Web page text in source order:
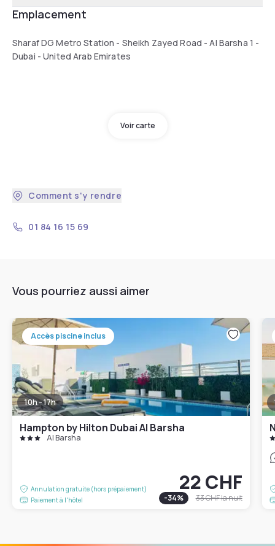
Emplacement
Sharaf DG Metro Station - Sheikh Zayed Road - Al Barsha 1 -
Dubai - United Arab Emirates
Voir carte
Comment s'y rendre
01 84 16 15 69
Vous pourriez aussi aimer
Accès piscine inclus
10h - 17h
Hampton by Hilton Dubai Al Barsha
Al Barsha
Annulation gratuite (hors prépaiement)
Paiement à l'hôtel
22 CHF
-34% 33 CHFla nuit